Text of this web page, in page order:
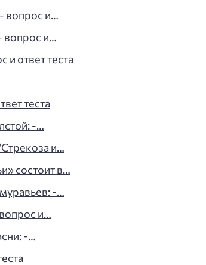
вопрос и…
вопрос и…
и ответ теста
теста
-…
и…
состоит в…
-…
и…
-…